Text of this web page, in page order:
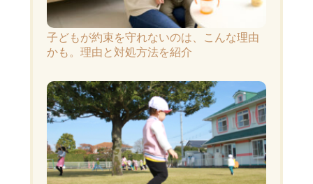
子どもが約束を守れないのは、こんな理由
かも。理由と対処方法を紹介